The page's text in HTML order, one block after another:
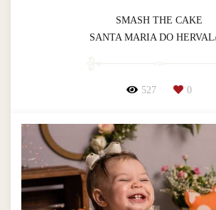
SMASH THE CAKE
SANTA MARIA DO
527 0